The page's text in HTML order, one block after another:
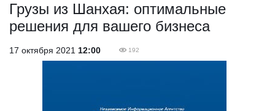
Грузы из Шанхая: оптимальные
решения для вашего бизнеса
17 октября 2021 12:00 192